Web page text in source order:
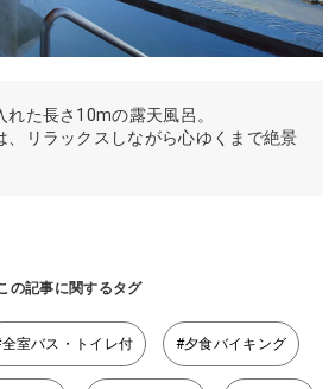
た長さ10mの露天風呂。
、リラックスしながら心ゆくまで絶景
の記事に関するタグ
室バス・トイレ付 #夕食バイキング